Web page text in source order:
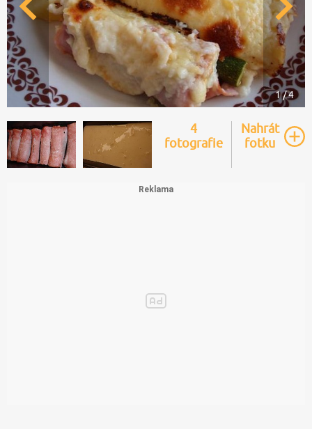
1 / 4
4
fotografie
Nahrát
fotku